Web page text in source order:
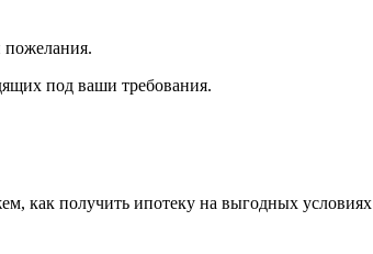
пожелания.
под ваши требования.
как получить ипотеку на выгодных условиях